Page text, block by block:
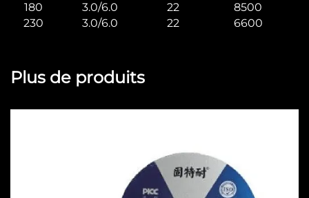
180
3.0/6.0 22
8500
230
3.0/6.0 22 6600
Plus de produits